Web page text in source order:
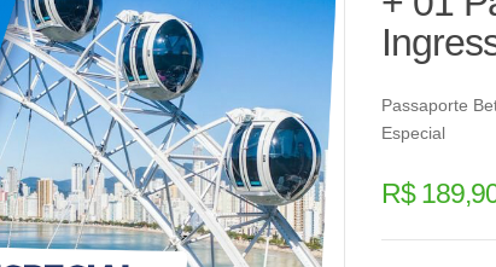
Passaporte
Especial
R$